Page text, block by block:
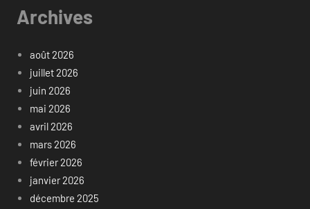
Archives
août 2026
juillet 2026
juin 2026
mai 2026
avril 2026
mars 2026
février 2026
janvier 2026
décembre 2025